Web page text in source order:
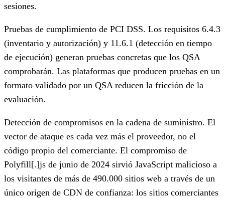
sesiones.
Pruebas de cumplimiento de PCI DSS. Los requisitos 6.4.3
(inventario y autorización) y 11.6.1 (detección en tiempo
de ejecución) generan pruebas concretas que los QSA
comprobarán. Las plataformas que producen pruebas en un
formato validado por un QSA reducen la fricción de la
evaluación.
Detección de compromisos en la cadena de suministro. El
vector de ataque es cada vez más el proveedor, no el
código propio del comerciante. El compromiso de
Polyfill[.]js de junio de 2024 sirvió JavaScript malicioso a
los visitantes de más de 490.000 sitios web a través de un
único origen de CDN de confianza: los sitios comerciantes